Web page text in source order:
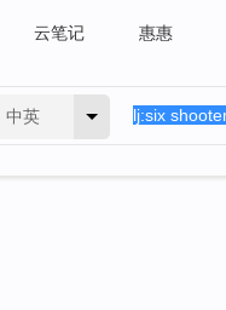
云笔记 惠惠
中英